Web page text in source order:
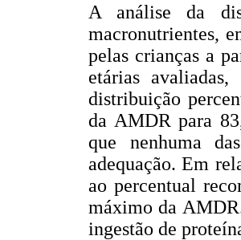
A análise da
macronutrientes,
pelas crianças a
etárias
distribuição
da AMDR para
que nenhuma
adequação. Em
ao percentual
máximo da
ingestão de